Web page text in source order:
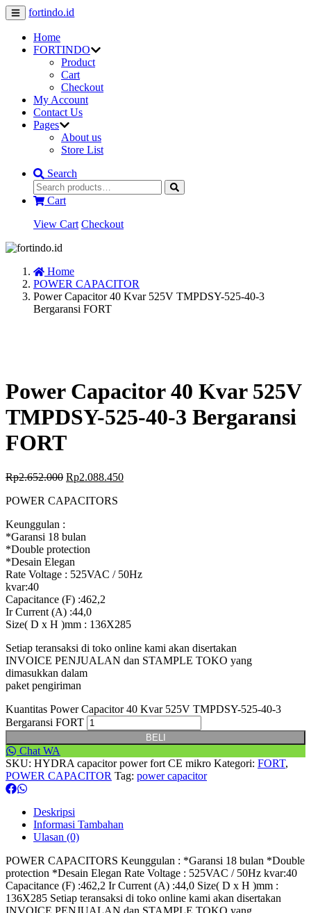
fortindo.id
Home
FORTINDO
Product
Cart
Checkout
My Account
Contact Us
Pages
About us
Store List
Search
Cart
View Cart Checkout
Home
POWER CAPACITOR
Power Capacitor 40 Kvar 525V TMPDSY-525-40-3
Bergaransi FORT
Power Capacitor 40 Kvar 525V
TMPDSY-525-40-3 Bergaransi
FORT
Rp2.652.000 Rp2.088.450
POWER CAPACITORS
Keunggulan :
*Garansi 18 bulan
*Double protection
*Desain Elegan
Rate Voltage : 525VAC / 50Hz
kvar:40
Capacitance (F) :462,2
Ir Current (A) :44,0
Size( D x H )mm : 136X285
Setiap teransaksi di toko online kami akan disertakan
INVOICE PENJUALAN dan STAMPLE TOKO yang
dimasukkan dalam
paket pengiriman
Kuantitas Power Capacitor 40 Kvar 525V TMPDSY-525-40-3
Bergaransi FORT
BELI
Chat WA
SKU: HYDRA capacitor power fort CE mikro Kategori: FORT,
POWER CAPACITOR Tag: power capacitor
Deskripsi
Informasi Tambahan
Ulasan (0)
POWER CAPACITORS Keunggulan : *Garansi 18 bulan *Double
protection *Desain Elegan Rate Voltage : 525VAC / 50Hz kvar:40
Capacitance (F) :462,2 Ir Current (A) :44,0 Size( D x H )mm :
136X285 Setiap teransaksi di toko online kami akan disertakan
INVOICE PENJUALAN dan STAMPLE TOKO yang